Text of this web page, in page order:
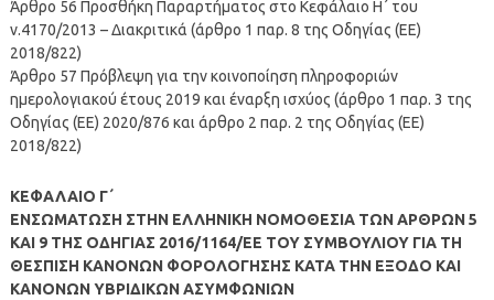
Άρθρο 56 Προσθήκη Παραρτήματος στο Κεφάλαιο Η΄ του
ν.4170/2013 – Διακριτικά (άρθρο 1 παρ. 8 της Οδηγίας (ΕΕ)
2018/822)
Άρθρο 57 Πρόβλεψη για την κοινοποίηση πληροφοριών
ημερολογιακού έτους 2019 και έναρξη ισχύος (άρθρο 1 παρ. 3 της
Οδηγίας (ΕΕ) 2020/876 και άρθρο 2 παρ. 2 της Οδηγίας (ΕΕ)
2018/822)
ΚΕΦΑΛΑΙΟ Γ΄
ΕΝΣΩΜΑΤΩΣΗ ΣΤΗΝ ΕΛΛΗΝΙΚΗ ΝΟΜΟΘΕΣΙΑ ΤΩΝ ΑΡΘΡΩΝ 5
ΚΑΙ 9 ΤΗΣ ΟΔΗΓΙΑΣ 2016/1164/ΕΕ ΤΟΥ ΣΥΜΒΟΥΛΙΟΥ ΓΙΑ ΤΗ
ΘΕΣΠΙΣΗ ΚΑΝΟΝΩΝ ΦΟΡΟΛΟΓΗΣΗΣ ΚΑΤΑ ΤΗΝ ΕΞΟΔΟ ΚΑΙ
ΚΑΝΟΝΩΝ ΥΒΡΙΔΙΚΩΝ ΑΣΥΜΦΩΝΙΩΝ